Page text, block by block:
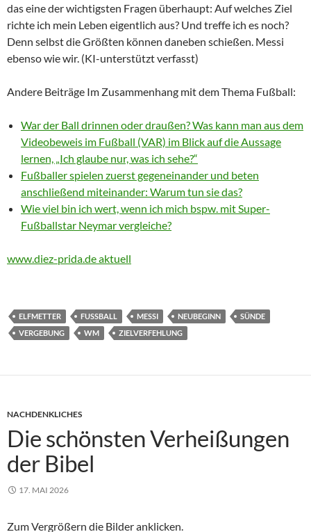
das eine der wichtigsten Fragen überhaupt: Auf welches Ziel
richte ich mein Leben eigentlich aus? Und treffe ich es noch?
Denn selbst die Größten können daneben schießen. Messi
ebenso wie wir. (KI-unterstützt verfasst)
Andere Beiträge Im Zusammenhang mit dem Thema Fußball:
War der Ball drinnen oder draußen? Was kann man aus dem
Videobeweis im Fußball (VAR) im Blick auf die Aussage
lernen, „Ich glaube nur, was ich sehe?“
Fußballer spielen zuerst gegeneinander und beten
anschließend miteinander: Warum tun sie das?
Wie viel bin ich wert, wenn ich mich bspw. mit Super-
Fußballstar Neymar vergleiche?
www.diez-prida.de aktuell
ELFMETTER FUSSBALL MESSI NEUBEGINN
SÜNDE
VERGEBUNG
WM ZIELVERFEHLUNG
NACHDENKLICHES
Die schönsten Verheißungen
der Bibel
17. MAI 2026
Zum Vergrößern die Bilder anklicken.